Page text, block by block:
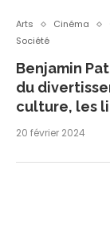
Arts Cinéma
Société
Benjamin
du
culture, les
20 février 2024